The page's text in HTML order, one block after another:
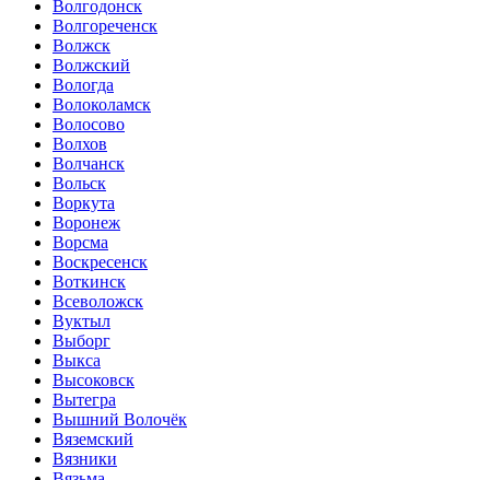
Волгодонск
Волгореченск
Волжск
Волжский
Вологда
Волоколамск
Волосово
Волхов
Волчанск
Вольск
Воркута
Воронеж
Ворсма
Воскресенск
Воткинск
Всеволожск
Вуктыл
Выборг
Выкса
Высоковск
Вытегра
Вышний Волочёк
Вяземский
Вязники